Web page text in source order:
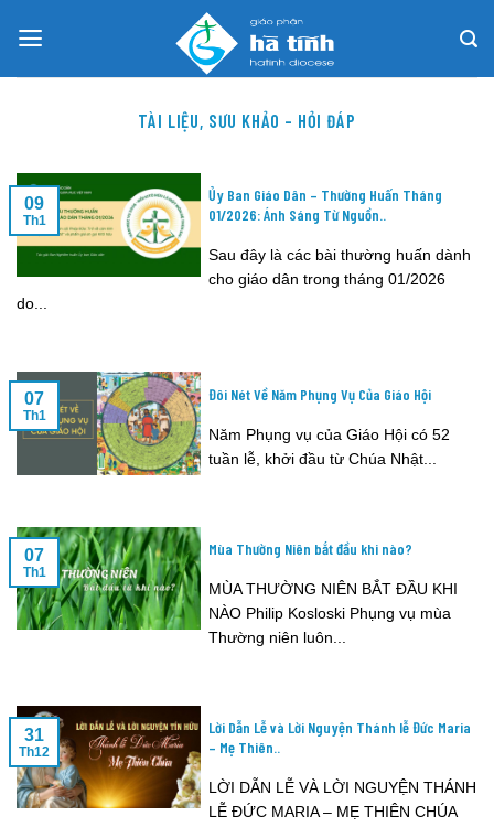
TÀI LIỆU, SƯU KHẢO – HỎI ĐÁP
Ủy Ban Giáo Dân – Thường Huấn Tháng
01/2026: Ánh Sáng Từ Nguồn..
Sau đây là các bài thường huấn dành
cho giáo dân trong tháng 01/2026
do...
09
Th1
Đôi Nét Về Năm Phụng Vụ Của Giáo Hội
Năm Phụng vụ của Giáo Hội có 52
tuần lễ, khởi đầu từ Chúa Nhật...
07
Th1
Mùa Thường Niên bắt đầu khi nào?
MÙA THƯỜNG NIÊN BẮT ĐẦU KHI
NÀO Philip Kosloski Phụng vụ mùa
Thường niên luôn...
07
Th1
Lời Dẫn Lễ và Lời Nguyện Thánh lễ Đức Maria
– Mẹ Thiên..
LỜI DẪN LỄ VÀ LỜI NGUYỆN THÁNH
LỄ ĐỨC MARIA – MẸ THIÊN CHÚA
31
Th12